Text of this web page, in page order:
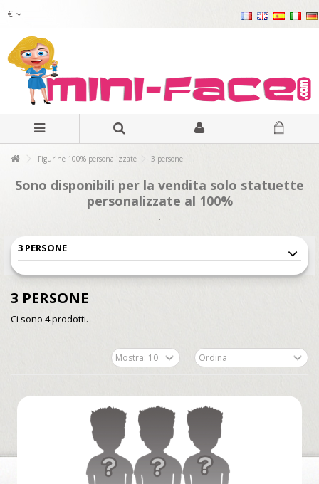
€
Figurine 100% personalizzate 3 persone
Sono disponibili per la vendita solo statuette
personalizzate al 100%
.
3 PERSONE
3 PERSONE
Ci sono 4 prodotti.